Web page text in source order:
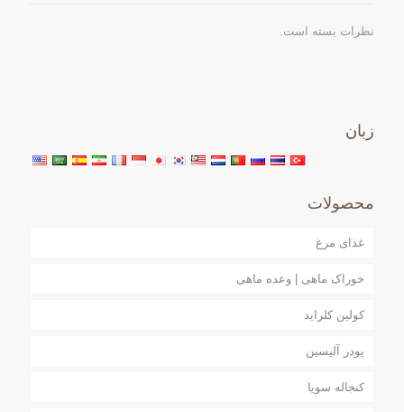
نظرات بسته است.
زبان
محصولات
غذای مرغ
خوراک ماهی | وعده ماهی
کولین کلراید
پودر آلیسین
کنجاله سویا